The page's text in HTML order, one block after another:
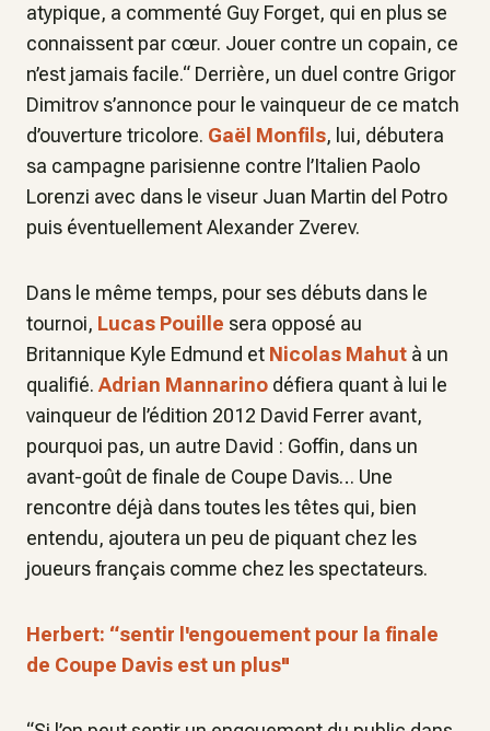
atypique, a commenté Guy Forget, qui en plus se
connaissent par cœur. Jouer contre un copain, ce
n’est jamais facile.“ Derrière, un duel contre Grigor
Dimitrov s’annonce pour le vainqueur de ce match
d’ouverture tricolore. Gaël Monfils, lui, débutera
sa campagne parisienne contre l’Italien Paolo
Lorenzi avec dans le viseur Juan Martin del Potro
puis éventuellement Alexander Zverev.
Dans le même temps, pour ses débuts dans le
tournoi, Lucas Pouille sera opposé au
Britannique Kyle Edmund et Nicolas Mahut à un
qualifié. Adrian Mannarino défiera quant à lui le
vainqueur de l’édition 2012 David Ferrer avant,
pourquoi pas, un autre David : Goffin, dans un
avant-goût de finale de Coupe Davis… Une
rencontre déjà dans toutes les têtes qui, bien
entendu, ajoutera un peu de piquant chez les
joueurs français comme chez les spectateurs.
Herbert: “sentir l'engouement pour la finale
de Coupe Davis est un plus"